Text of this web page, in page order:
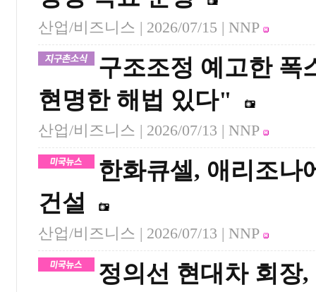
산업/비즈니스 | 2026/07/15 | NNP
구조조정 예고한 폭
현명한 해법 있다"
산업/비즈니스 | 2026/07/13 | NNP
한화큐셀, 애리조나
건설
산업/비즈니스 | 2026/07/13 | NNP
정의선 현대차 회장